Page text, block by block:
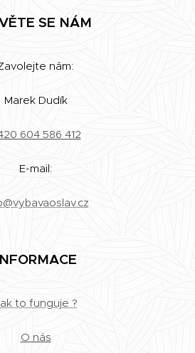
SE NÁM
nám:
Marek Dudík
604 586 412
E-mail:
to funguje ?
O nás